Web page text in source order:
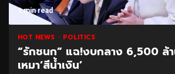
1 min read
HOT NEWS POLITICS
“รักชนก” แฉ!งบกลาง 6,500 ล้
เหมา‘สีน้ำเงิน’